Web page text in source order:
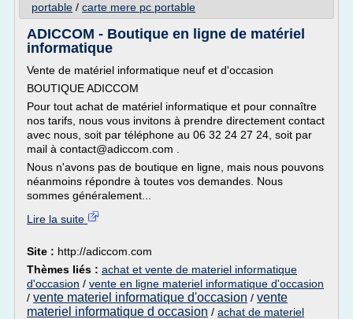
portable / carte mere pc portable
ADICCOM - Boutique en ligne de matériel
informatique
Vente de matériel informatique neuf et d'occasion
BOUTIQUE ADICCOM
Pour tout achat de matériel informatique et pour connaître
nos tarifs, nous vous invitons à prendre directement contact
avec nous, soit par téléphone au 06 32 24 27 24, soit par
mail à contact@adiccom.com .
Nous n'avons pas de boutique en ligne, mais nous pouvons
néanmoins répondre à toutes vos demandes. Nous
sommes généralement...
Lire la suite
Site : http://adiccom.com
Thèmes liés : achat et vente de materiel informatique
d'occasion / vente en ligne materiel informatique d'occasion
/ vente materiel informatique d'occasion / vente
materiel informatique d occasion / achat de materiel